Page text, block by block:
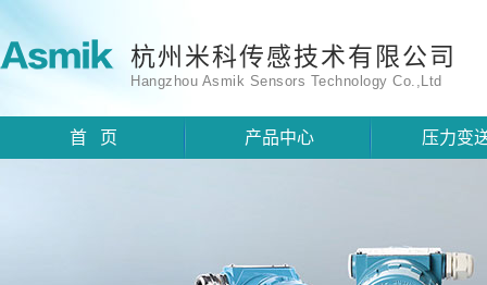
杭州米科传感技术有限公司
Hangzhou Asmik Sensors Technology Co.,Ltd
首 页 产品中心 压力变